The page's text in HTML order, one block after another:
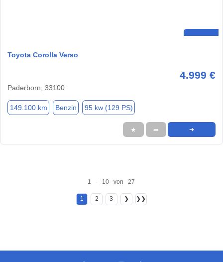
Toyota Corolla Verso
4.999 €
Paderborn, 33100
149.100 km Benzin 95 kw (129 PS)
★ ➦ ➜
1 - 10 von 27
1 2 3 ❯ ❯❯